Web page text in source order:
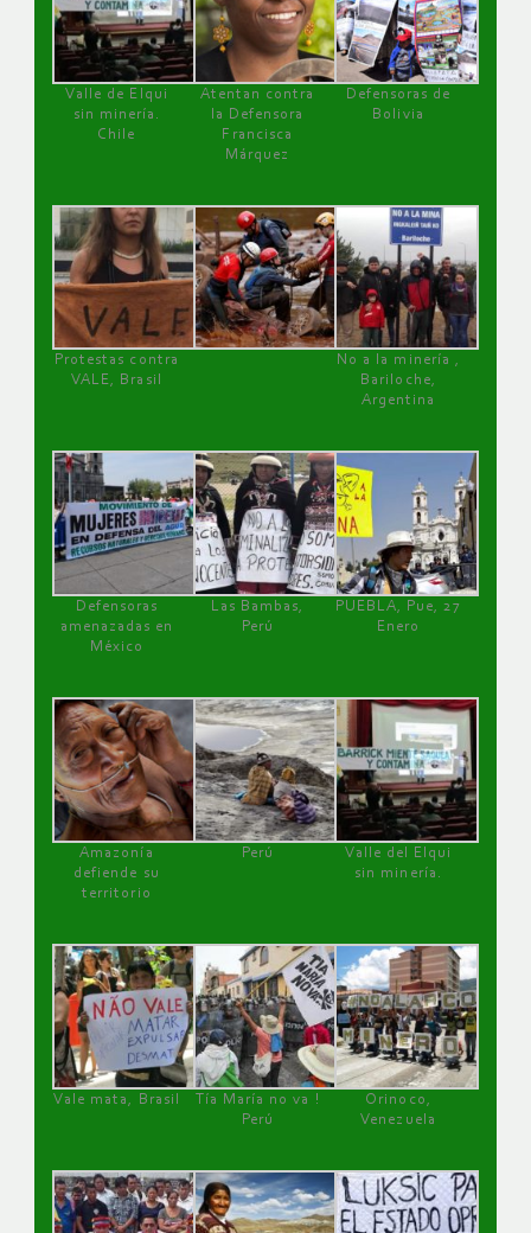
Valle de Elqui
sin minería.
Chile
Atentan contra
la Defensora
Francisca
Márquez
Defensoras de
Bolivia
Protestas contra
VALE, Brasil
No a la minería ,
Bariloche,
Argentina
Defensoras
amenazadas en
México
Las Bambas,
Perú
PUEBLA, Pue, 27
Enero
Amazonía
defiende su
territorio
Perú
Valle del Elqui
sin minería.
Vale mata, Brasil
Tía María no va !
Perú
Orinoco,
Venezuela